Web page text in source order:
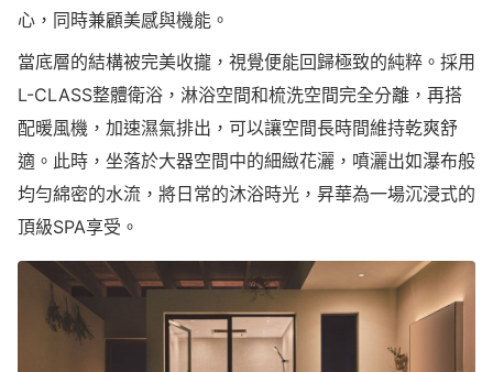
心，同時兼顧美感與機能。
當底層的結構被完美收攏，視覺便能回歸極致的純粹。採用
L-CLASS整體衛浴，淋浴空間和梳洗空間完全分離，再搭
配暖風機，加速濕氣排出，可以讓空間長時間維持乾爽舒
適。此時，坐落於大器空間中的細緻花灑，噴灑出如瀑布般
均勻綿密的水流，將日常的沐浴時光，昇華為一場沉浸式的
頂級SPA享受。